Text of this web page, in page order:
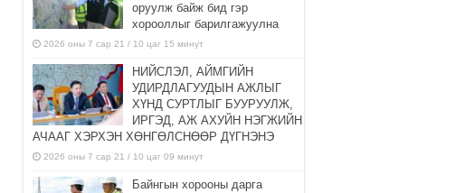
оруулж байж бид гэр
хорооллыг барилгажуулна
2026 оны 7 сар 21 / 10 цаг 15 минут
НИЙСЛЭЛ, АЙМГИЙН
УДИРДЛАГУУДЫН АЖЛЫГ
ХҮНД СУРТЛЫГ БУУРУУЛЖ,
ИРГЭД, АЖ АХУЙН НЭГЖИЙН
АЧААГ ХЭРХЭН ХӨНГӨЛСНӨӨР ДҮГНЭНЭ
2026 оны 7 сар 21 / 10 цаг 09 минут
Байнгын хорооны дарга